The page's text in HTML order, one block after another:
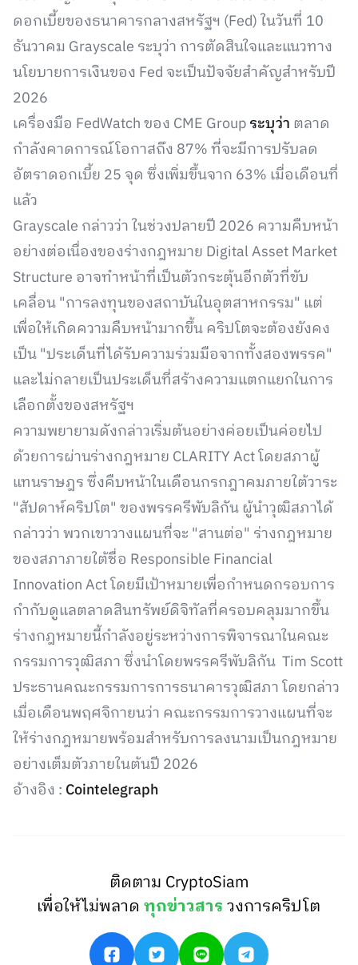
ดอกเบี้ยของธนาคารกลางสหรัฐฯ (Fed) ในวันที่ 10
ธันวาคม Grayscale ระบุว่า การตัดสินใจและแนวทาง
นโยบายการเงินของ Fed จะเป็นปัจจัยสำคัญสำหรับปี
2026
เครื่องมือ FedWatch ของ CME Groupระบุว่า ตลาด
กำลังคาดการณ์โอกาสถึง 87% ที่จะมีการปรับลด
อัตราดอกเบี้ย 25 จุด ซึ่งเพิ่มขึ้นจาก 63% เมื่อเดือนที่
แล้ว
Grayscale กล่าวว่า ในช่วงปลายปี 2026 ความคืบหน้า
อย่างต่อเนื่องของร่างกฎหมาย Digital Asset Market
Structure อาจทำหน้าที่เป็นตัวกระตุ้นอีกตัวที่ขับ
เคลื่อน "การลงทุนของสถาบันในอุตสาหกรรม" แต่
เพื่อให้เกิดความคืบหน้ามากขึ้น คริปโตจะต้องยังคง
เป็น "ประเด็นที่ได้รับความร่วมมือจากทั้งสองพรรค"
และไม่กลายเป็นประเด็นที่สร้างความแตกแยกในการ
เลือกตั้งของสหรัฐฯ
ความพยายามดังกล่าวเริ่มต้นอย่างค่อยเป็นค่อยไป
ด้วยการผ่านร่างกฎหมาย CLARITY Act โดยสภาผู้
แทนราษฎร ซึ่งคืบหน้าในเดือนกรกฎาคมภายใต้วาระ
"สัปดาห์คริปโต" ของพรรครีพับลิกัน ผู้นำวุฒิสภาได้
กล่าวว่า พวกเขาวางแผนที่จะ "สานต่อ" ร่างกฎหมาย
ของสภาภายใต้ชื่อ Responsible Financial
Innovation Act โดยมีเป้าหมายเพื่อกำหนดกรอบการ
กำกับดูแลตลาดสินทรัพย์ดิจิทัลที่ครอบคลุมมากขึ้น
ร่างกฎหมายนี้กำลังอยู่ระหว่างการพิจารณาในคณะ
กรรมการวุฒิสภา ซึ่งนำโดยพรรครีพับลิกัน Tim Scott
ประธานคณะกรรมการการธนาคารวุฒิสภา โดยกล่าว
เมื่อเดือนพฤศจิกายนว่า คณะกรรมการวางแผนที่จะ
ให้ร่างกฎหมายพร้อมสำหรับการลงนามเป็นกฎหมาย
อย่างเต็มตัวภายในต้นปี 2026
อ้างอิง : Cointelegraph
ติดตาม CryptoSiam
เพื่อให้ไม่พลาดทุกข่าวสารวงการคริปโต